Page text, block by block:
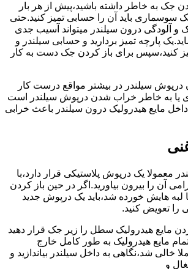
جک به خاطر داشته باشید،پیش از هر بار
سوسماری باید آن را حسابی تمیز کنید.حتی
و آلودگی درون سیلندر میتواند آسیب جدی
پارچه تمیز بردارید و حسابی سیلندر و
کنید،سپس برای باز کردن جک دست به کار
درپوش سیلندر در بیشتر مواقع درست کار
به خاطر خراب شدن درپوش سیلندر است
مایع هیدرولیک درون سیلندر باعث خرابی
معمولا یک درپوش پلاستیکی قرار دارد،با
آن را بیرون بیاورید.اگر در حین باز کردن
لبه هایش خورده شد،باید یک درپوش جدید
را تعویض کنید.
مایع هیدرولیک سطل را زیر جک قرار دهید
تمام مایع هیدرولیک به طور کامل خارج
خالی شد،نگاهی به داخل سیلندر بیاندازید و
و